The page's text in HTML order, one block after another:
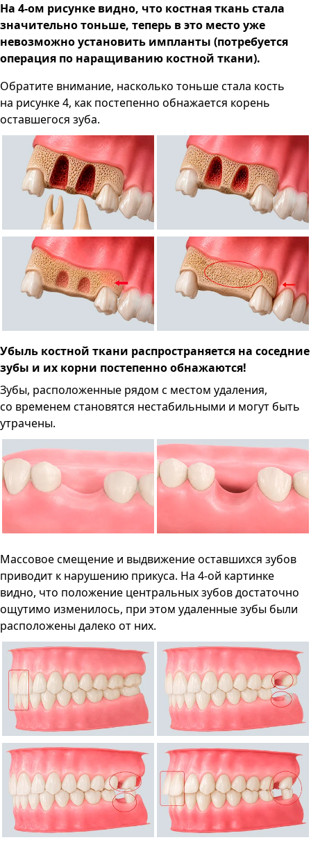
На 4-ом рисунке видно, что костная ткань стала
значительно тоньше, теперь в это место уже
невозможно установить импланты (потребуется
операция по наращиванию костной ткани).
Обратите внимание, насколько тоньше стала кость
на рисунке 4, как постепенно обнажается корень
оставшегося зуба.
Убыль костной ткани распространяется на соседние
зубы и их корни постепенно обнажаются!
Зубы, расположенные рядом с местом удаления,
со временем становятся нестабильными и могут быть
утрачены.
Массовое смещение и выдвижение оставшихся зубов
приводит к нарушению прикуса. На 4-ой картинке
видно, что положение центральных зубов достаточно
ощутимо изменилось, при этом удаленные зубы были
расположены далеко от них.